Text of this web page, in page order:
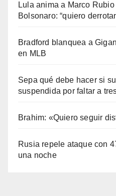
Lula anima a Marco
Bolsonaro: “quiero
Bradford blanquea a
en MLB
Sepa qué debe hacer si
suspendida por faltar a
Brahim: «Quiero seguir
Rusia repele ataque con
una noche